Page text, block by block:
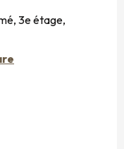
3e étage,